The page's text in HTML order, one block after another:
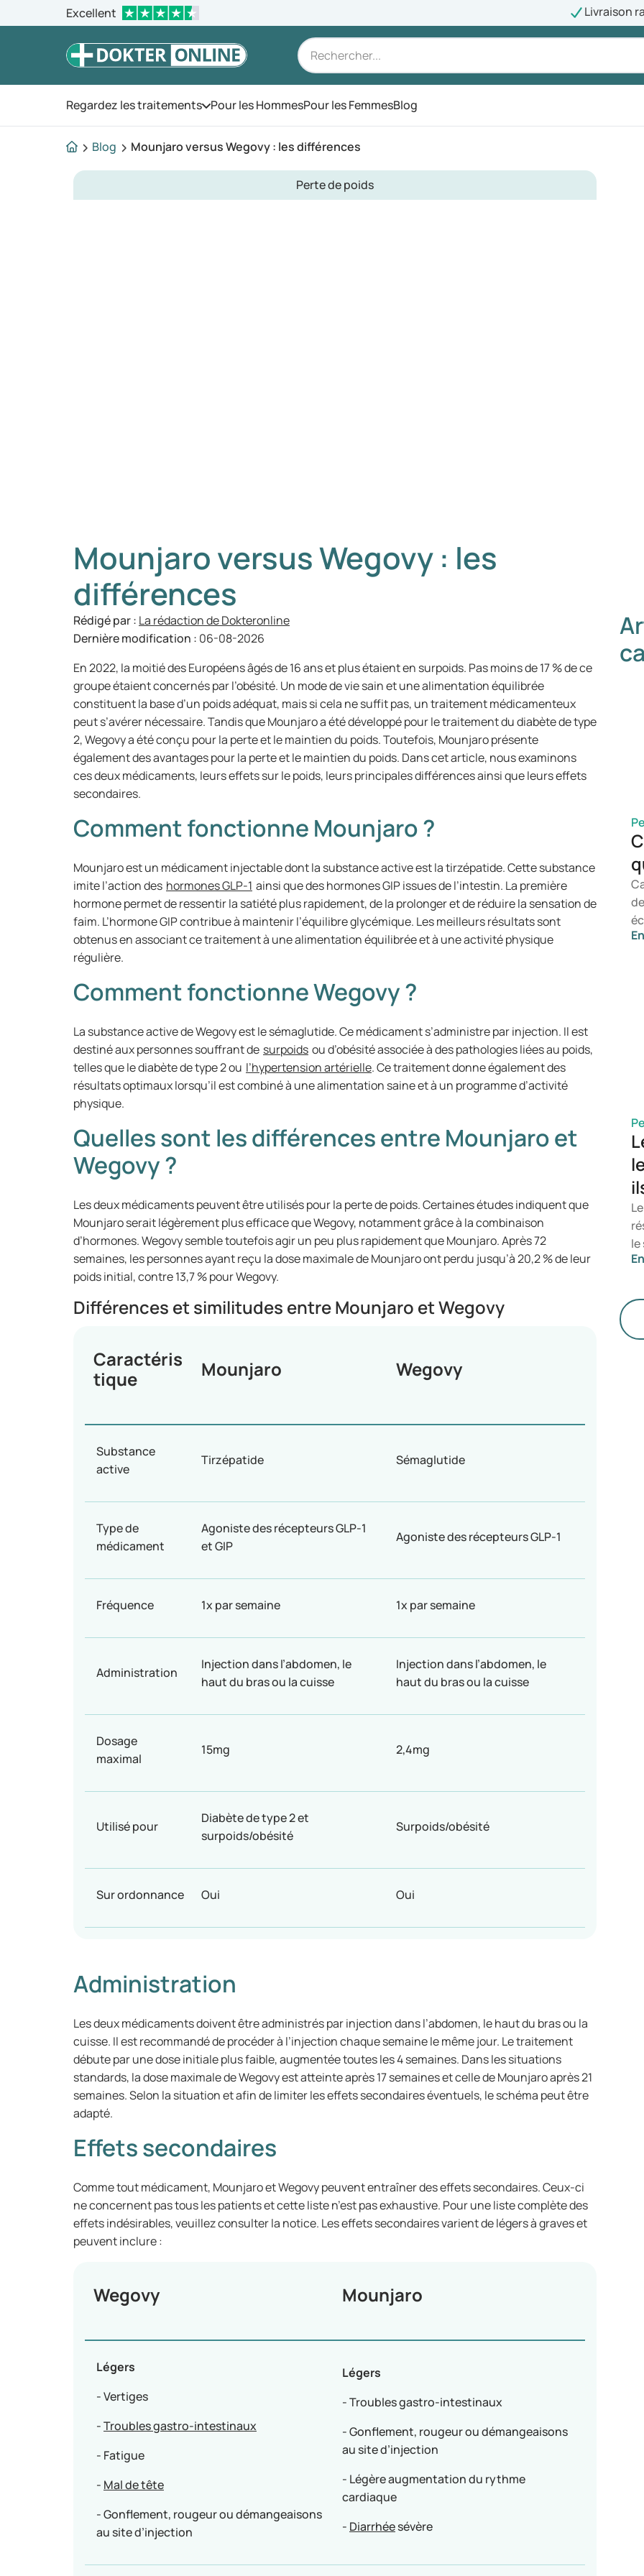
Excellent Livraison
Regardez les traitementsOuvrez le menu
Pour les HommesPour les FemmesBlog
Blog Mounjaro versus Wegovy : les différences
Perte de poids
Mounjaro versus Wegovy : les
différences
Rédigé par : La rédaction de Dokteronline
Dernière modification : 06-08-2026
En 2022, la moitié des Européens âgés de 16 ans et plus étaient en surpoids. Pas moins de 17 % de ce
groupe étaient concernés par l’obésité. Un mode de vie sain et une alimentation équilibrée
constituent la base d’un poids adéquat, mais si cela ne suffit pas, un traitement médicamenteux
peut s’avérer nécessaire. Tandis que Mounjaro a été développé pour le traitement du diabète de type
2, Wegovy a été conçu pour la perte et le maintien du poids. Toutefois, Mounjaro présente
également des avantages pour la perte et le maintien du poids. Dans cet article, nous examinons
ces deux médicaments, leurs effets sur le poids, leurs principales différences ainsi que leurs effets
secondaires.
Comment fonctionne Mounjaro ?
Mounjaro est un médicament injectable dont la substance active est la tirzépatide. Cette substance
imite l’action des hormones GLP-1 ainsi que des hormones GIP issues de l’intestin. La première
hormone permet de ressentir la satiété plus rapidement, de la prolonger et de réduire la sensation de
faim. L’hormone GIP contribue à maintenir l’équilibre glycémique. Les meilleurs résultats sont
obtenus en associant ce traitement à une alimentation équilibrée et à une activité physique
régulière.
Comment fonctionne Wegovy ?
La substance active de Wegovy est le sémaglutide. Ce médicament s’administre par injection. Il est
destiné aux personnes souffrant de surpoids ou d’obésité associée à des pathologies liées au poids,
telles que le diabète de type 2 ou l’hypertension artérielle. Ce traitement donne également des
résultats optimaux lorsqu’il est combiné à une alimentation saine et à un programme d’activité
physique.
Quelles sont les différences entre Mounjaro et
Wegovy ?
Les deux médicaments peuvent être utilisés pour la perte de poids. Certaines études indiquent que
Mounjaro serait légèrement plus efficace que Wegovy, notamment grâce à la combinaison
d’hormones. Wegovy semble toutefois agir un peu plus rapidement que Mounjaro. Après 72
semaines, les personnes ayant reçu la dose maximale de Mounjaro ont perdu jusqu’à 20,2 % de leur
poids initial, contre 13,7 % pour Wegovy.
Différences et similitudes entre Mounjaro et Wegovy
Caractéris
tique
Mounjaro Wegovy
Substance
active
Tirzépatide Sémaglutide
Type de
médicament
Agoniste des récepteurs GLP-1
et GIP
Agoniste des récepteurs GLP-1
Fréquence 1x par semaine 1x par semaine
Administration
Injection dans l’abdomen, le
haut du bras ou la cuisse
Injection dans l’abdomen, le
haut du bras ou la cuisse
Dosage
maximal
15mg 2,4mg
Utilisé pour
Diabète de type 2 et
surpoids/obésité
Surpoids/obésité
Sur ordonnance Oui Oui
Administration
Les deux médicaments doivent être administrés par injection dans l’abdomen, le haut du bras ou la
cuisse. Il est recommandé de procéder à l’injection chaque semaine le même jour. Le traitement
débute par une dose initiale plus faible, augmentée toutes les 4 semaines. Dans les situations
standards, la dose maximale de Wegovy est atteinte après 17 semaines et celle de Mounjaro après 21
semaines. Selon la situation et afin de limiter les effets secondaires éventuels, le schéma peut être
adapté.
Effets secondaires
Comme tout médicament, Mounjaro et Wegovy peuvent entraîner des effets secondaires. Ceux-ci
ne concernent pas tous les patients et cette liste n’est pas exhaustive. Pour une liste complète des
effets indésirables, veuillez consulter la notice. Les effets secondaires varient de légers à graves et
peuvent inclure :
Wegovy Mounjaro
Légers
- Vertiges
-Troubles gastro-intestinaux
- Fatigue
- Mal de tête
- Gonflement, rougeur ou démangeaisons
au site d’injection
Légers
- Troubles gastro-intestinaux
- Gonflement, rougeur ou démangeaisons
au site d’injection
- Légère augmentation du rythme
cardiaque
- Diarrhéesévère
le
la